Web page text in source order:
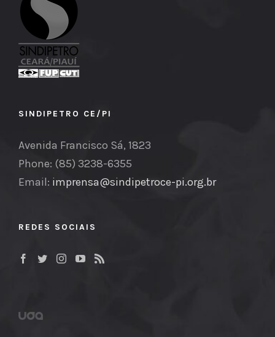
SINDIPETRO CE/PI
Avenida Francisco Sá, 1823
Phone: (85) 3238-6355
Email: imprensa@sindipetroce-pi.org.br
REDES SOCIAIS